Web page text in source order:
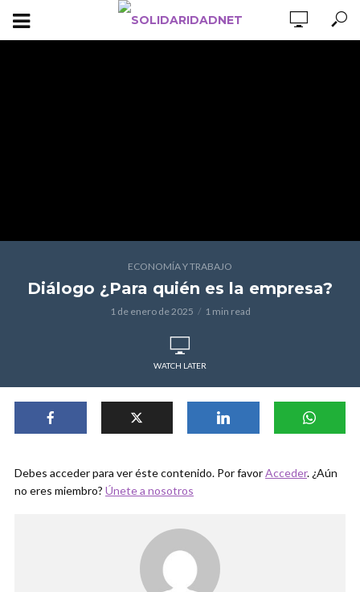
ECONOMÍA Y TRABAJO
Diálogo ¿Para quién es la empresa?
1 de enero de 2025 1 min read
WATCH LATER
Debes acceder para ver éste contenido. Por favorAcceder. ¿Aún
no eres miembro? Únete a nosotros